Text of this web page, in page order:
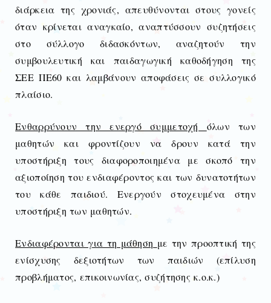
διάρκεια της χρονιάς, απευθύνονται στους γονείς
όταν κρίνεται αναγκαίο, αναπτύσσουν συζητήσεις
στο σύλλογο διδασκόντων, αναζητούν την
συμβουλευτική και παιδαγωγική καθοδήγηση της
ΣΕΕ ΠΕ60 και λαμβάνουν αποφάσεις σε συλλογικό
πλαίσιο.
Ενθαρρύνουν την ενεργό συμμετοχή όλων των
μαθητών και φροντίζουν να δρουν κατά την
υποστήριξη τους διαφοροποιημένα με σκοπό την
αξιοποίηση του ενδιαφέροντος και των δυνατοτήτων
του κάθε παιδιού. Ενεργούν στοχευμένα στην
υποστήριξη των μαθητών.
Ενδιαφέρονται για τη μάθηση με την προοπτική της
ενίσχυσης δεξιοτήτων των παιδιών (επίλυση
προβλήματος, επικοινωνίας, συζήτησης κ.ο.κ.)